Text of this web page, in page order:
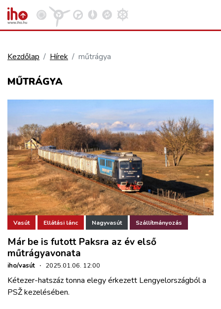
VASÚT
REPÜLÉS
KÖZLEKEDÉSFEJLESZTÉS
ELLÁTÁSI LÁNC
ZÖLDÚT
HAJÓZÁS
BLOG
Kezdőlap Hírek műtrágya
MŰTRÁGYA
Vasút Ellátási lánc Nagyvasút Szállítmányozás
Már be is futott Paksra az év első
műtrágyavonata
iho/vasút · 2025.01.06. 12:00
Kétezer-hatszáz tonna elegy érkezett Lengyelországból a
PSŽ kezelésében.